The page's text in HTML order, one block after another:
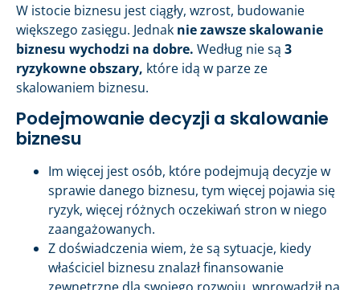
W istocie biznesu jest ciągły, wzrost, budowanie
większego zasięgu. Jednak nie zawsze skalowanie
biznesu wychodzi na dobre. Według nie są 3
ryzykowne obszary, które idą w parze ze
skalowaniem biznesu.
Podejmowanie decyzji a skalowanie
biznesu
Im więcej jest osób, które podejmują decyzje w
sprawie danego biznesu, tym więcej pojawia się
ryzyk, więcej różnych oczekiwań stron w niego
zaangażowanych.
Z doświadczenia wiem, że są sytuacje, kiedy
właściciel biznesu znalazł finansowanie